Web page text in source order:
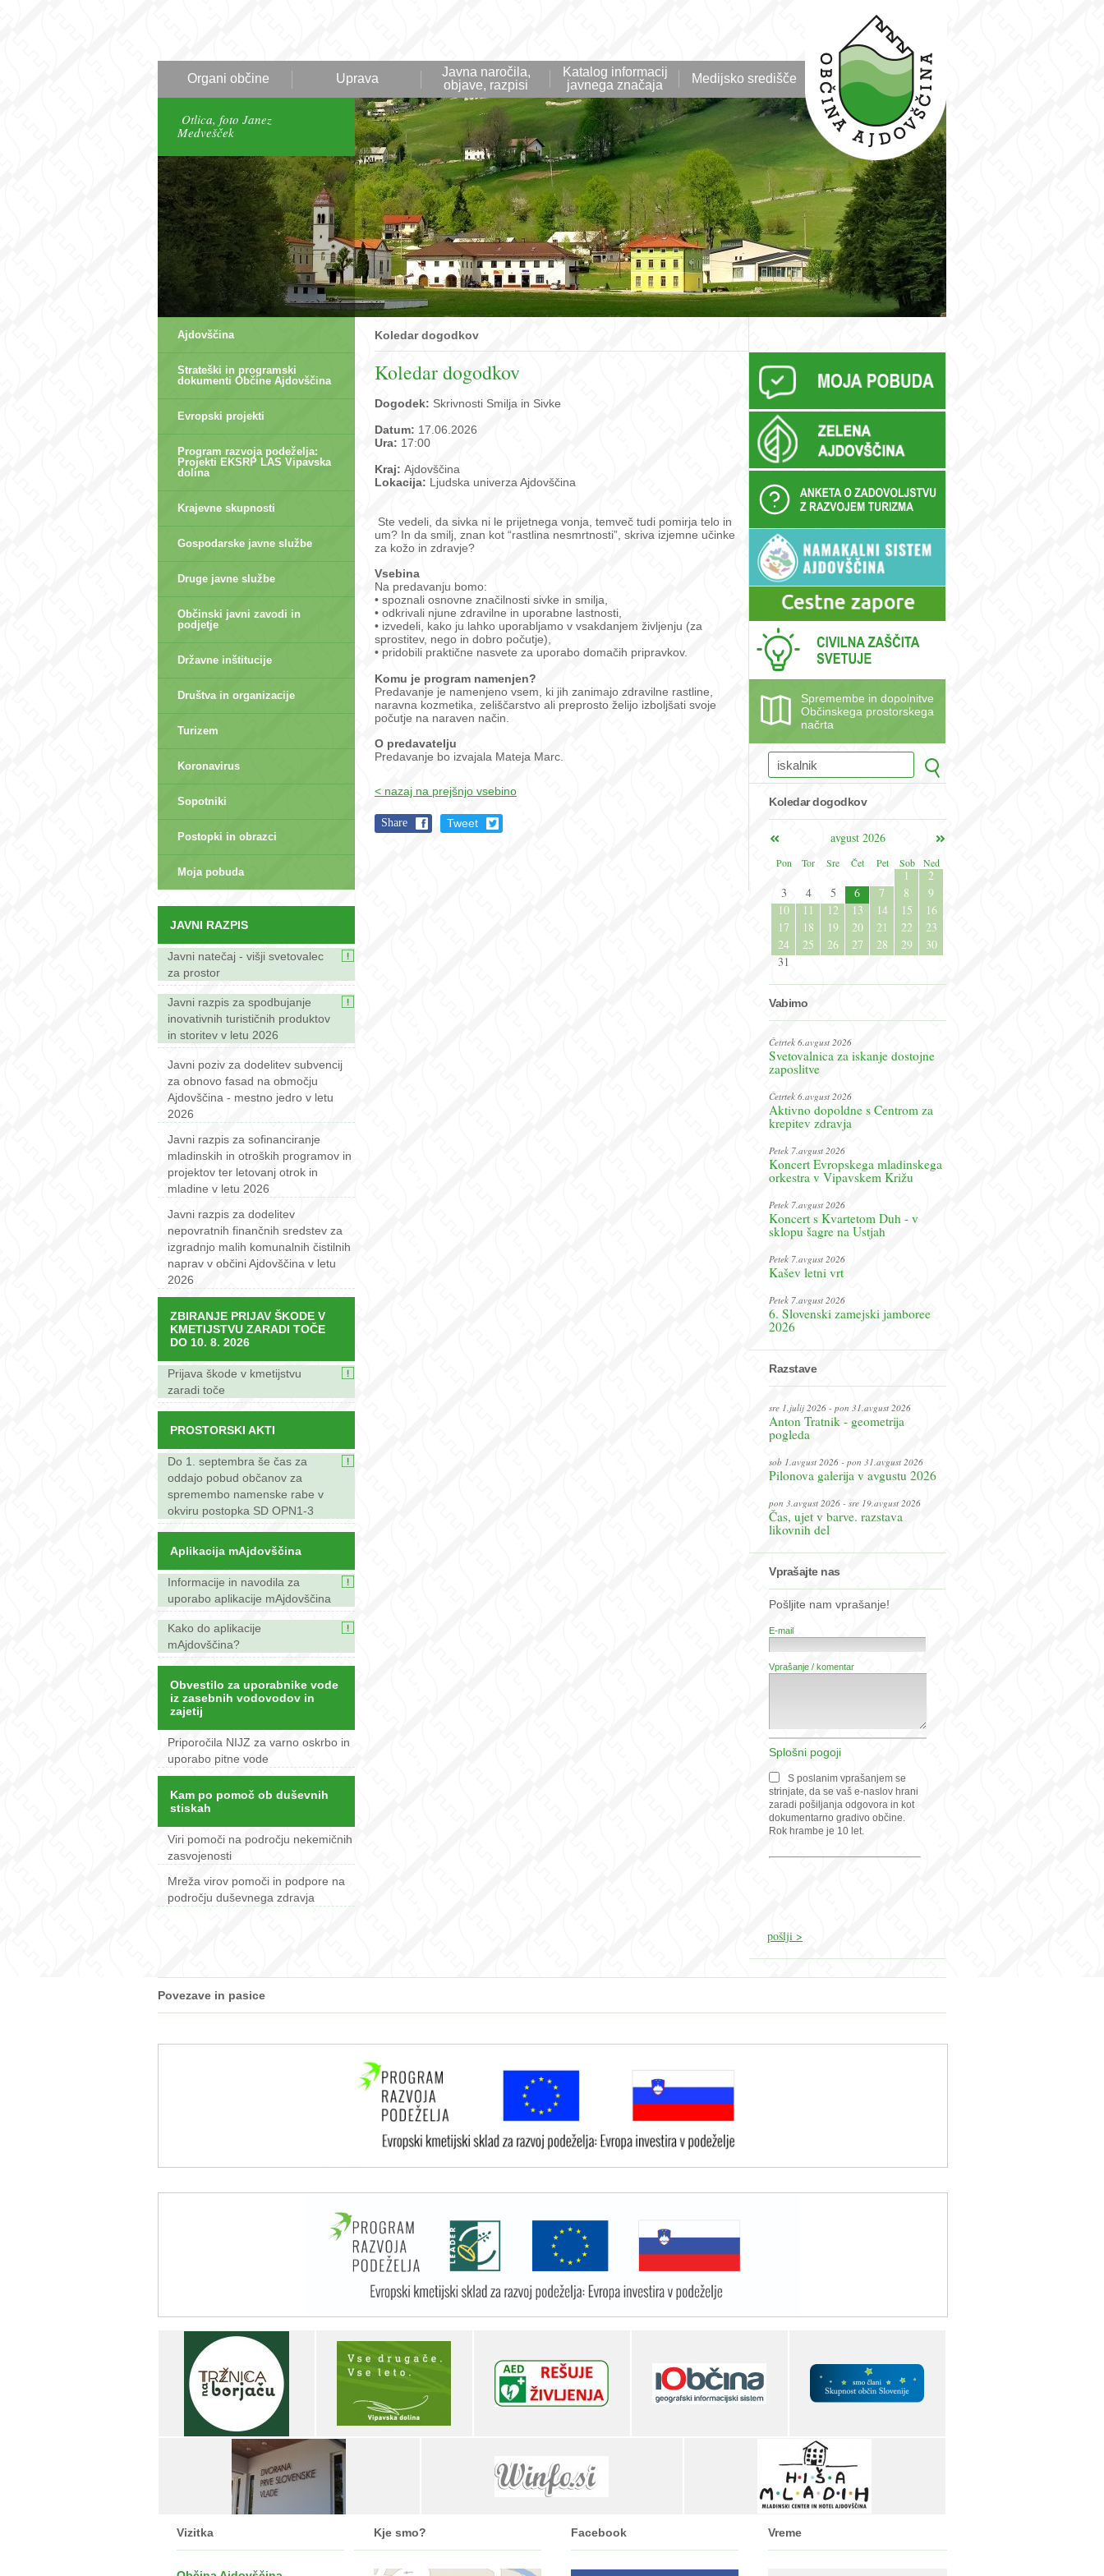
Organi občine Uprava
Javna naročila,
objave, razpisi
Katalog informacij
javnega značaja
Medijsko središče
Otlica, foto Janez
Medvešček
Ajdovščina
Strateški in programski
dokumenti Občine Ajdovščina
Evropski projekti
Program razvoja podeželja:
Projekti EKSRP LAS Vipavska
dolina
Krajevne skupnosti
Gospodarske javne službe
Druge javne službe
Občinski javni zavodi in
podjetje
Državne inštitucije
Društva in organizacije
Turizem
Koronavirus
Sopotniki
Postopki in obrazci
Moja pobuda
JAVNI RAZPIS
Javni natečaj - višji svetovalec
za prostor
Javni razpis za spodbujanje
inovativnih turističnih produktov
in storitev v letu 2026
Javni poziv za dodelitev subvencij
za obnovo fasad na območju
Ajdovščina - mestno jedro v letu
2026
Javni razpis za sofinanciranje
mladinskih in otroških programov in
projektov ter letovanj otrok in
mladine v letu 2026
Javni razpis za dodelitev
nepovratnih finančnih sredstev za
izgradnjo malih komunalnih čistilnih
naprav v občini Ajdovščina v letu
2026
ZBIRANJE PRIJAV ŠKODE V
KMETIJSTVU ZARADI TOČE
DO 10. 8. 2026
Prijava škode v kmetijstvu
zaradi toče
PROSTORSKI AKTI
Do 1. septembra še čas za
oddajo pobud občanov za
spremembo namenske rabe v
okviru postopka SD OPN1-3
Aplikacija mAjdovščina
Informacije in navodila za
uporabo aplikacije mAjdovščina
Kako do aplikacije
mAjdovščina?
Obvestilo za uporabnike vode
iz zasebnih vodovodov in
zajetij
Priporočila NIJZ za varno oskrbo in
uporabo pitne vode
Kam po pomoč ob duševnih
stiskah
Viri pomoči na področju nekemičnih
zasvojenosti
Mreža virov pomoči in podpore na
področju duševnega zdravja
Koledar dogodkov
Koledar dogodkov
Dogodek: Skrivnosti Smilja in Sivke
Datum: 17.06.2026
Ura: 17:00
Kraj: Ajdovščina
Lokacija: Ljudska univerza Ajdovščina
Ste vedeli, da sivka ni le prijetnega vonja, temveč tudi pomirja telo in
um? In da smilj, znan kot “rastlina nesmrtnosti”, skriva izjemne učinke
za kožo in zdravje?
Vsebina
Na predavanju bomo:
• spoznali osnovne značilnosti sivke in smilja,
• odkrivali njune zdravilne in uporabne lastnosti,
• izvedeli, kako ju lahko uporabljamo v vsakdanjem življenju (za
sprostitev, nego in dobro počutje),
• pridobili praktične nasvete za uporabo domačih pripravkov.
Komu je program namenjen?
Predavanje je namenjeno vsem, ki jih zanimajo zdravilne rastline,
naravna kozmetika, zeliščarstvo ali preprosto želijo izboljšati svoje
počutje na naraven način.
O predavatelju
Predavanje bo izvajala Mateja Marc.
< nazaj na prejšnjo vsebino
Share Tweet
Spremembe in dopolnitve
Občinskega prostorskega
načrta
Koledar dogodkov
avgust 2026
Pon
Tor Sre Čet Pet Sob Ned
1
2
3
4 5 6 7 8
9
10
11 12 13 14 15
16
17
18 19 20 21 22
23
24
25 26 27 28 29
30
31
Vabimo
Četrtek 6.avgust 2026
Svetovalnica za iskanje dostojne
zaposlitve
Četrtek 6.avgust 2026
Aktivno dopoldne s Centrom za
krepitev zdravja
Petek 7.avgust 2026
Koncert Evropskega mladinskega
orkestra v Vipavskem Križu
Petek 7.avgust 2026
Koncert s Kvartetom Duh - v
sklopu šagre na Ustjah
Petek 7.avgust 2026
Kašev letni vrt
Petek 7.avgust 2026
6. Slovenski zamejski jamboree
2026
Razstave
sre 1.julij 2026 - pon 31.avgust 2026
Anton Tratnik - geometrija
pogleda
sob 1.avgust 2026 - pon 31.avgust 2026
Pilonova galerija v avgustu 2026
pon 3.avgust 2026 - sre 19.avgust 2026
Čas, ujet v barve. razstava
likovnih del
Vprašajte nas
Pošljite nam vprašanje!
E-mail
Vprašanje / komentar
Splošni pogoji
S poslanim vprašanjem se
strinjate, da se vaš e-naslov hrani
zaradi pošiljanja odgovora in kot
dokumentarno gradivo občine.
Rok hrambe je 10 let.
Povezave in pasice
Vizitka Kje smo? Facebook Vreme